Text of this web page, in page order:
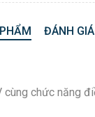
ĐÁNH
chức năng